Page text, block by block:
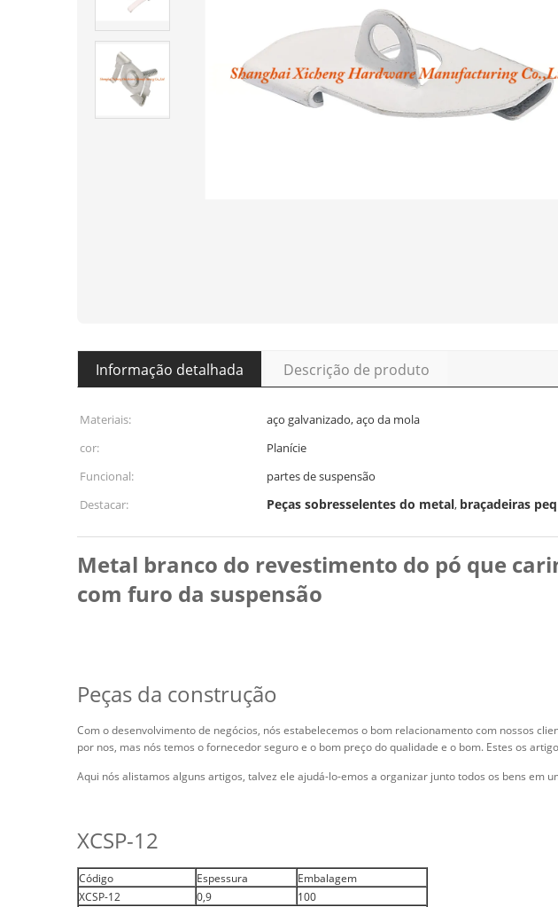
Informação detalhada Descrição de produto
Materiais: aço galvanizado, aço da mola
cor:
Planície
Funcional:
partes de suspensão
Destacar:
Peças sobresselentes do metal, braçadeiras
Metal branco do revestimento do pó que
com furo da suspensão
Peças da construção
Com o desenvolvimento de negócios, nós estabelecemos o bom relacionamento com nossos
por nos, mas nós temos o fornecedor seguro e o bom preço do qualidade e o bom. Estes os
Aqui nós alistamos alguns artigos, talvez ele ajudá-lo-emos a organizar junto todos os bens em
XCSP-12
Código Espessura
Embalagem
XCSP-12
0,9
100